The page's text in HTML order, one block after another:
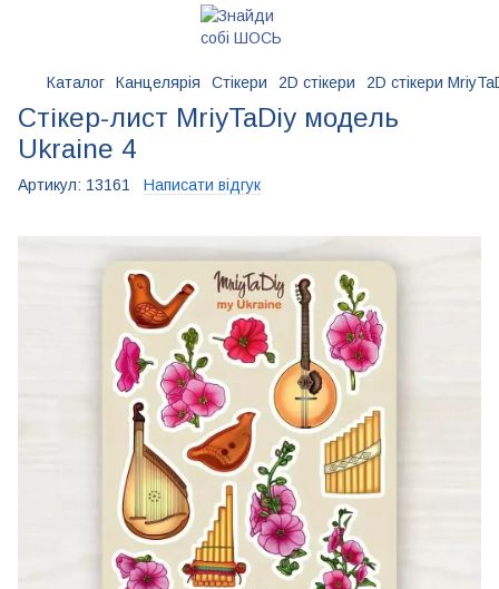
Каталог Канцелярія Стікери 2D стікери 2D стікери
Стікер-лист MriyTaDiy модель
Ukraine 4
Артикул: 13161 Написати відгук